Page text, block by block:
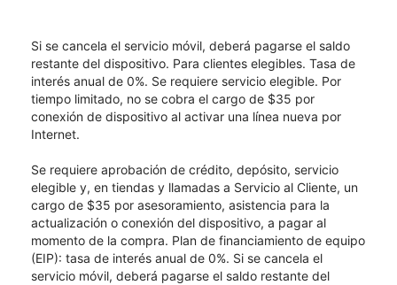
Si se cancela el servicio móvil, deberá pagarse el saldo
restante del dispositivo. Para clientes elegibles. Tasa de
interés anual de 0%. Se requiere servicio elegible. Por
tiempo limitado, no se cobra el cargo de $35 por
conexión de dispositivo al activar una línea nueva por
Internet.
Se requiere aprobación de crédito, depósito, servicio
elegible y, en tiendas y llamadas a Servicio al Cliente, un
cargo de $35 por asesoramiento, asistencia para la
actualización o conexión del dispositivo, a pagar al
momento de la compra. Plan de financiamiento de equipo
(EIP): tasa de interés anual de 0%. Si se cancela el
servicio móvil, deberá pagarse el saldo restante del